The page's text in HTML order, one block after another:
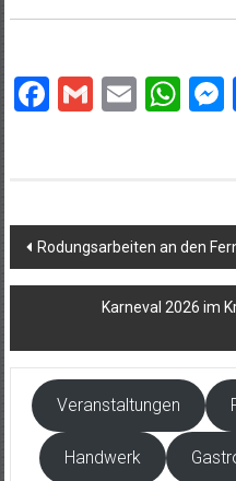
Facebook
Gmail
Email
Rodungsarbeiten an den
Karneval 2026 im
Veranstaltungen
Handwerk